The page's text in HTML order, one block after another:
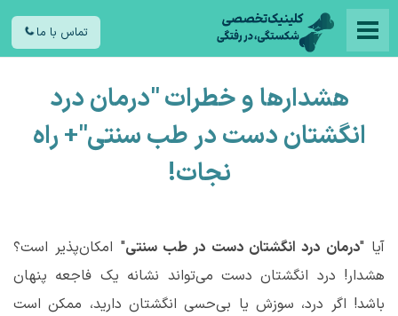
تماس با ما
هشدارها و خطرات "درمان درد
انگشتان دست در طب سنتی"+ راه
نجات!
آیا "درمان درد انگشتان دست در طب سنتی" امکان‌پذیر است؟
هشدار! درد انگشتان دست می‌تواند نشانه یک فاجعه پنهان
باشد! اگر درد، سوزش یا بی‌حسی انگشتان دارید، ممکن است